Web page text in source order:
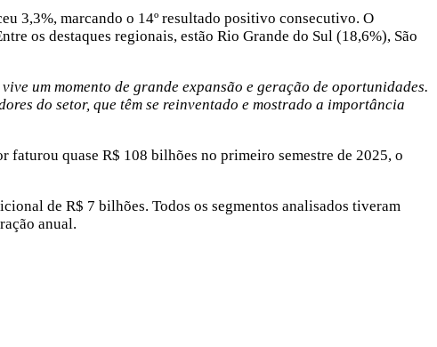
3,3%, marcando o 14º resultado positivo consecutivo. O
os destaques regionais, estão Rio Grande do Sul (18,6%), São
um momento de grande expansão e geração de oportunidades.
do setor, que têm se reinventado e mostrado a importância
faturou quase R$ 108 bilhões no primeiro semestre de 2025, o
de R$ 7 bilhões. Todos os segmentos analisados tiveram
anual.